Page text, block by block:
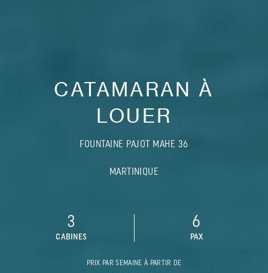
CATAMARAN À
LOUER
FOUNTAINE PAJOT MAHE 36
MARTINIQUE
3
CABINES
6
PAX
PRIX PAR SEMAINE À PARTIR DE